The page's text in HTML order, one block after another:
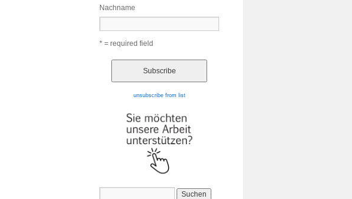
Nachname
* = required field
unsubscribe from list